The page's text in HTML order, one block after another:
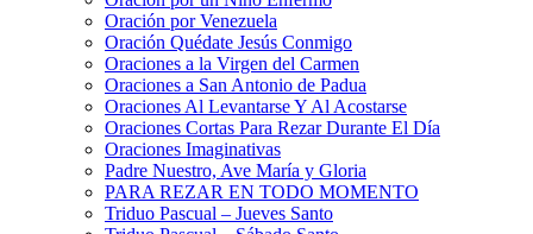
Oración por Venezuela
Oración Quédate Jesús Conmigo
Oraciones a la Virgen del Carmen
Oraciones a San Antonio de Padua
Oraciones Al Levantarse Y Al Acostarse
Oraciones Cortas Para Rezar Durante El Día
Oraciones Imaginativas
Padre Nuestro, Ave María y Gloria
PARA REZAR EN TODO MOMENTO
Triduo Pascual – Jueves Santo